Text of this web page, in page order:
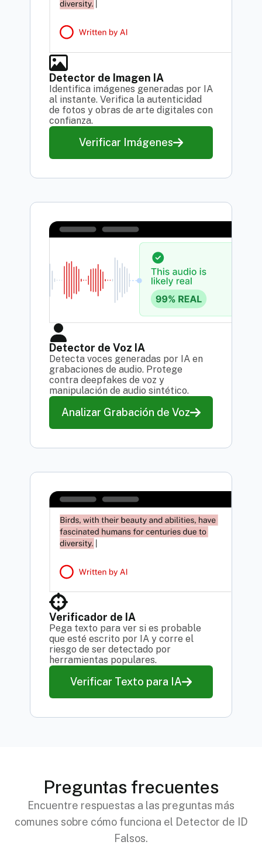
Detector de Imagen IA
Identifica imágenes generadas por IA
al instante. Verifica la autenticidad
de fotos y obras de arte digitales con
confianza.
Verificar Imágenes
Detector de Voz IA
Detecta voces generadas por IA en
grabaciones de audio. Protege
contra deepfakes de voz y
manipulación de audio sintético.
Analizar Grabación de Voz
Verificador de IA
Pega texto para ver si es probable
que esté escrito por IA y corre el
riesgo de ser detectado por
herramientas populares.
Verificar Texto para IA
Preguntas frecuentes
Encuentre respuestas a las preguntas más
comunes sobre cómo funciona el Detector de ID
Falsos.